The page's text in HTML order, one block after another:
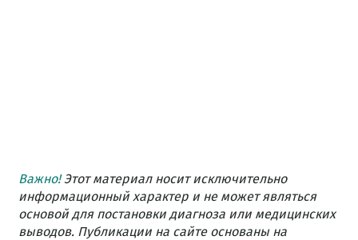
Важно!Этот материал носит исключительно
информационный характер и не может являться
основой для постановки диагноза или медицинских
выводов. Публикации на сайте основаны на